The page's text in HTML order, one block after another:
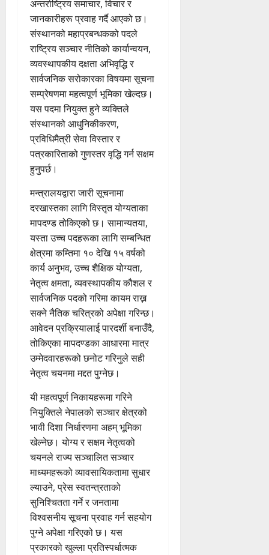
अन्तर्राष्ट्रिय समाचार, विचार र
जानकारीहरू प्रवाह गर्दै आएको छ।
संस्थानको महाप्रबन्धकको पदले
राष्ट्रिय सञ्चार नीतिको कार्यान्वयन,
व्यवस्थापकीय दक्षता अभिवृद्धि र
सार्वजनिक सरोकारका विषयमा सूचना
सम्प्रेषणमा महत्वपूर्ण भूमिका खेल्दछ।
यस पदमा नियुक्त हुने व्यक्तिले
संस्थानको आधुनिकीकरण,
प्रविधिमैत्री सेवा विस्तार र
पत्रकारिताको गुणस्तर वृद्धि गर्न सक्षम
हुनुपर्छ।
मन्त्रालयद्वारा जारी सूचनामा
दरखास्तका लागि विस्तृत योग्यताका
मापदण्ड तोकिएको छ। सामान्यतया,
यस्ता उच्च पदहरूका लागि सम्बन्धित
क्षेत्रमा कम्तिमा १० देखि १५ वर्षको
कार्य अनुभव, उच्च शैक्षिक योग्यता,
नेतृत्व क्षमता, व्यवस्थापकीय कौशल र
सार्वजनिक पदको गरिमा कायम राख्न
सक्ने नैतिक चरित्रको अपेक्षा गरिन्छ।
आवेदन प्रक्रियालाई पारदर्शी बनाउँदै,
तोकिएका मापदण्डका आधारमा मात्र
उम्मेदवारहरूको छनोट गरिनुले सही
नेतृत्व चयनमा मद्दत पुग्नेछ।
यी महत्वपूर्ण निकायहरूमा गरिने
नियुक्तिले नेपालको सञ्चार क्षेत्रको
भावी दिशा निर्धारणमा अहम् भूमिका
खेल्नेछ। योग्य र सक्षम नेतृत्वको
चयनले राज्य सञ्चालित सञ्चार
माध्यमहरूको व्यावसायिकतामा सुधार
ल्याउने, प्रेस स्वतन्त्रताको
सुनिश्चितता गर्ने र जनतामा
विश्वसनीय सूचना प्रवाह गर्न सहयोग
पुग्ने अपेक्षा गरिएको छ। यस
प्रकारको खुल्ला प्रतिस्पर्धात्मक